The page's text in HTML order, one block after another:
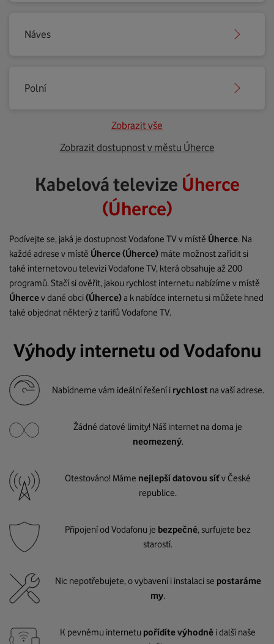
Náves
Polní
Zobrazit vše
Zobrazit dostupnost v městu Úherce
Kabelová televize Úherce
(Úherce)
Podívejte se, jaká je dostupnost Vodafone TV v místě Úherce. Na
každé adrese v místě Úherce(Úherce) máte možnost zařídit si
také internetovou televizi Vodafone TV, která obsahuje až 200
programů. Stačí si ověřit, jakou rychlost internetu nabízíme v místě
Úhercev dané obci(Úherce)a k nabídce internetu si můžete hned
také objednat některý z tarifů Vodafone TV.
Výhody internetu od Vodafonu
Nabídneme vám ideální řešení i rychlost na vaší adrese.
Žádné datové limity! Náš internet na doma je
neomezený.
Otestováno! Máme nejlepší datovou síťv České
republice.
Připojení od Vodafonu je bezpečné, surfujete bez
starostí.
Nic nepotřebujete, o vybavení i instalaci se postaráme
my.
K pevnému internetu pořídíte výhodně i další naše